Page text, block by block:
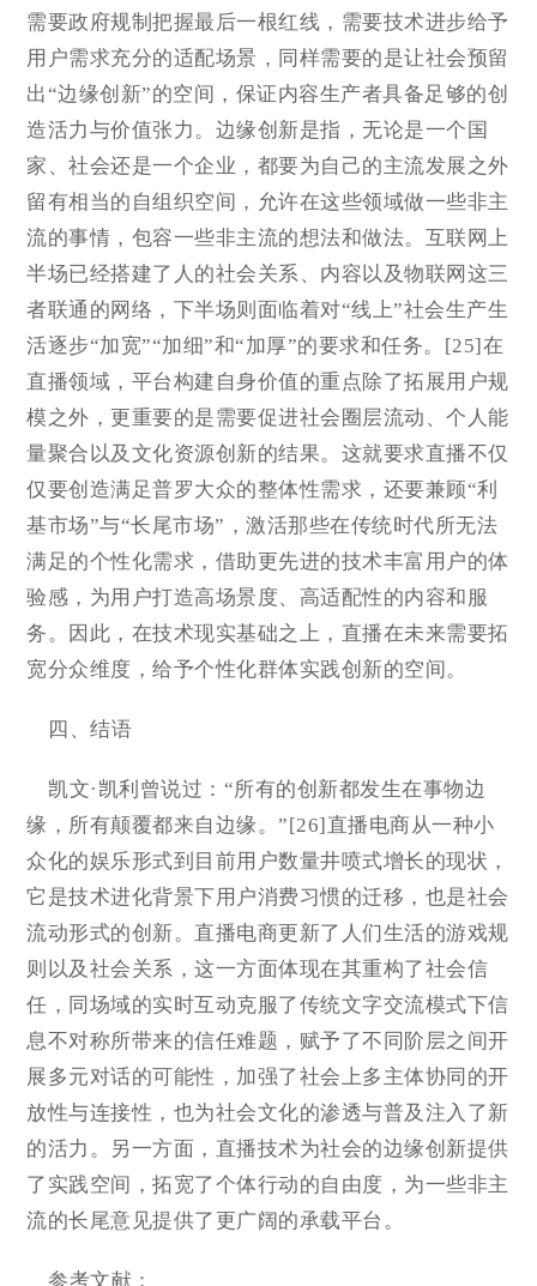
需要政府规制把握最后一根红线，需要技术进步给予
用户需求充分的适配场景，同样需要的是让社会预留
出“边缘创新”的空间，保证内容生产者具备足够的创
造活力与价值张力。边缘创新是指，无论是一个国
家、社会还是一个企业，都要为自己的主流发展之外
留有相当的自组织空间，允许在这些领域做一些非主
流的事情，包容一些非主流的想法和做法。互联网上
半场已经搭建了人的社会关系、内容以及物联网这三
者联通的网络，下半场则面临着对“线上”社会生产生
活逐步“加宽”“加细”和“加厚”的要求和任务。[25]在
直播领域，平台构建自身价值的重点除了拓展用户规
模之外，更重要的是需要促进社会圈层流动、个人能
量聚合以及文化资源创新的结果。这就要求直播不仅
仅要创造满足普罗大众的整体性需求，还要兼顾“利
基市场”与“长尾市场”，激活那些在传统时代所无法
满足的个性化需求，借助更先进的技术丰富用户的体
验感，为用户打造高场景度、高适配性的内容和服
务。因此，在技术现实基础之上，直播在未来需要拓
宽分众维度，给予个性化群体实践创新的空间。
四、结语
凯文·凯利曾说过：“所有的创新都发生在事物边
缘，所有颠覆都来自边缘。”[26]直播电商从一种小
众化的娱乐形式到目前用户数量井喷式增长的现状，
它是技术进化背景下用户消费习惯的迁移，也是社会
流动形式的创新。直播电商更新了人们生活的游戏规
则以及社会关系，这一方面体现在其重构了社会信
任，同场域的实时互动克服了传统文字交流模式下信
息不对称所带来的信任难题，赋予了不同阶层之间开
展多元对话的可能性，加强了社会上多主体协同的开
放性与连接性，也为社会文化的渗透与普及注入了新
的活力。另一方面，直播技术为社会的边缘创新提供
了实践空间，拓宽了个体行动的自由度，为一些非主
流的长尾意见提供了更广阔的承载平台。
参考文献：